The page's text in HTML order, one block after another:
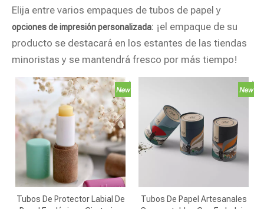
Elija entre varios empaques de tubos de papel y
opciones de impresión personalizada: ¡el empaque de su
producto se destacará en los estantes de las tiendas
minoristas y se mantendrá fresco por más tiempo!
Tubos De Protector Labial De
Tubos De Papel Artesanales